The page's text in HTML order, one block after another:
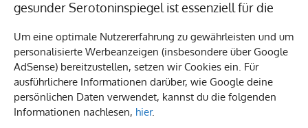
Um eine optimale Nutzererfahrung zu gewährleisten und um
personalisierte Werbeanzeigen (insbesondere über Google
AdSense) bereitzustellen, setzen wir Cookies ein. Für
ausführlichere Informationen darüber, wie Google deine
persönlichen Daten verwendet, kannst du die folgenden
Informationen nachlesen, hier.
gesunder Serotoninspiegel ist essenziell für die
einer hohen Lebensqualität.
Zusätzlich resultiert die Assoziation zwischenLysin
und Stressabbaunicht nur aus den direkten